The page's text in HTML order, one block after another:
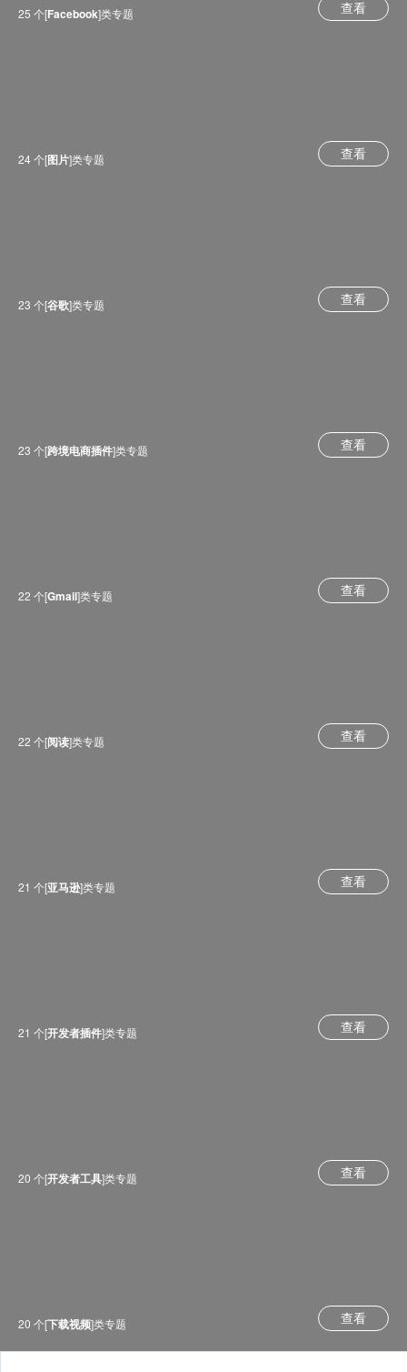
25 个[Facebook]类专题 查看
24 个[图片]类专题 查看
23 个[谷歌]类专题 查看
23 个[跨境电商插件]类专题 查看
22 个[Gmail]类专题 查看
22 个[阅读]类专题 查看
21 个[亚马逊]类专题 查看
21 个[开发者插件]类专题 查看
20 个[开发者工具]类专题 查看
20 个[下载视频]类专题 查看